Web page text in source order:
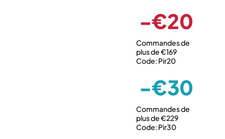
-€20
Commandes de
plus de €169
Code: Pir20
-€30
Commandes de
plus de €229
Code: Pir30